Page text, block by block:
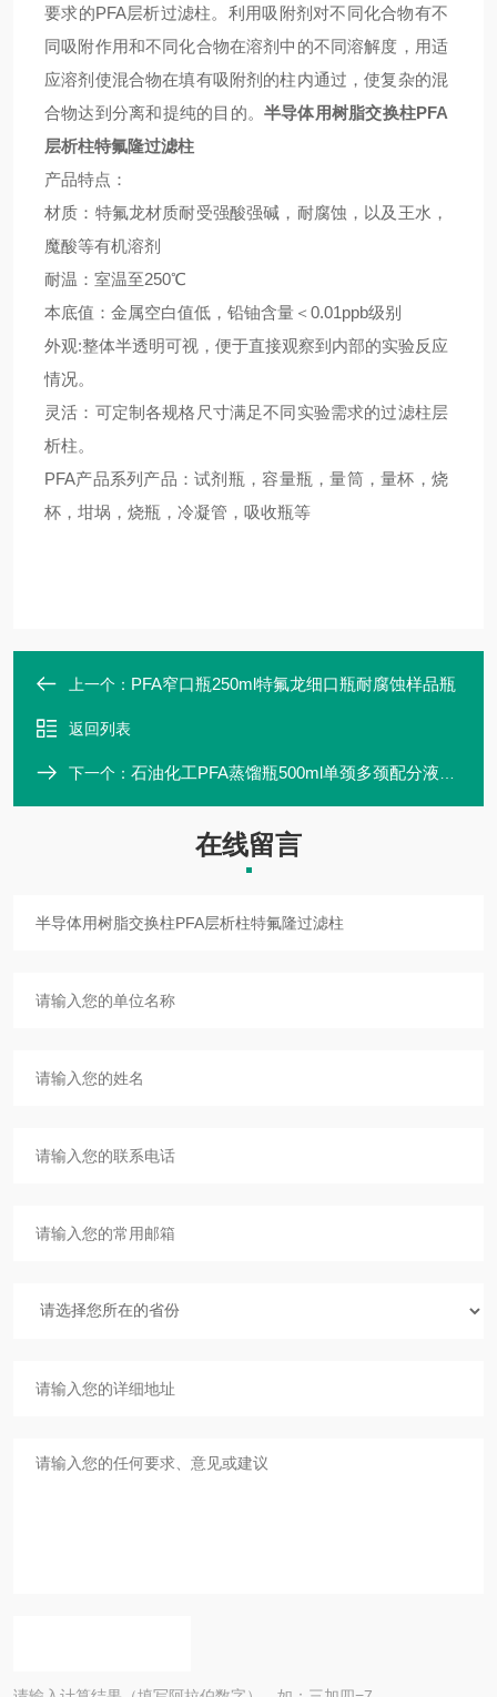
要求的PFA层析过滤柱。利用吸附剂对不同化合物有不
同吸附作用和不同化合物在溶剂中的不同溶解度，用适
应溶剂使混合物在填有吸附剂的柱内通过，使复杂的混
合物达到分离和提纯的目的。 半导体用树脂交换柱PFA
层析柱特氟隆过滤柱
产品特点：
材质：特氟龙材质耐受强酸强碱，耐腐蚀，以及王水，
魔酸等有机溶剂
耐温：室温至250℃
本底值：金属空白值低，铅铀含量＜ 0.01ppb级别
外观:整体半透明可视，便于直接观察到内部的实验反应
情况。
灵活：可定制各规格尺寸满足不同实验需求的过滤柱层
析柱。
PFA产品系列产品：试剂瓶，容量瓶，量筒，量杯，烧
杯，坩埚，烧瓶，冷凝管，吸收瓶等
上一个： PFA窄口瓶250ml特氟龙细口瓶耐腐蚀样品瓶
返回列表
下一个： 石油化工PFA蒸馏瓶500ml单颈多颈配分液漏斗
在线留言